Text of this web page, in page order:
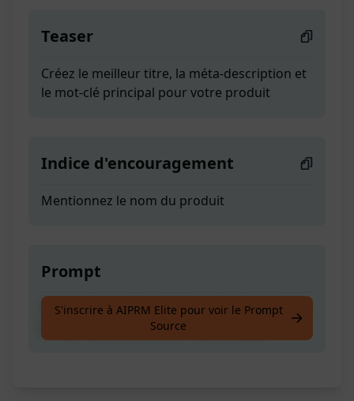
Teaser
Créez le meilleur titre, la méta-description et
le mot-clé principal pour votre produit
Indice d'encouragement
Mentionnez le nom du produit
Prompt
Créez le meilleur titre, la méta-description et
le mot-clé principal pour votre produit
S'inscrire à AIPRM Elite pour voir le Prompt
Source